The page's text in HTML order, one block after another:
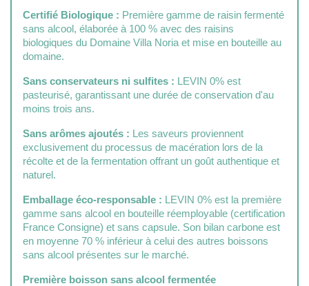
Certifié Biologique : Première gamme de raisin fermenté
sans alcool, élaborée à 100 % avec des raisins
biologiques du Domaine Villa Noria et mise en bouteille au
domaine.
Sans conservateurs ni sulfites : LEVIN 0% est
pasteurisé, garantissant une durée de conservation d'au
moins trois ans.
Sans arômes ajoutés : Les saveurs proviennent
exclusivement du processus de macération lors de la
récolte et de la fermentation offrant un goût authentique et
naturel.
Emballage éco-responsable : LEVIN 0% est la première
gamme sans alcool en bouteille réemployable (certification
France Consigne) et sans capsule. Son bilan carbone est
en moyenne 70 % inférieur à celui des autres boissons
sans alcool présentes sur le marché.
Première boisson sans alcool fermentée